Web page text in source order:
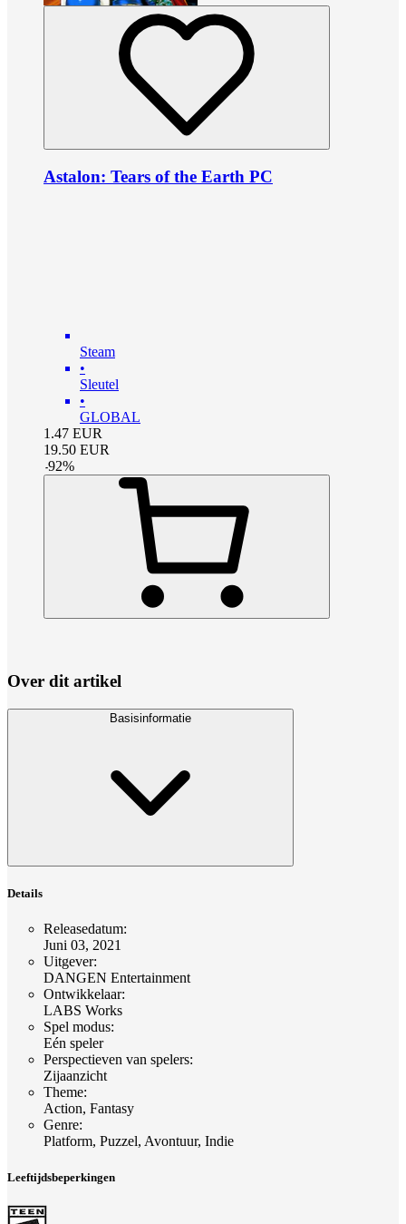
Astalon: Tears of the Earth PC
Steam
•
Sleutel
•
GLOBAL
1.47 EUR
19.50 EUR
-92%
Over dit artikel
Basisinformatie
Details
Releasedatum:
Juni 03, 2021
Uitgever:
DANGEN Entertainment
Ontwikkelaar:
LABS Works
Spel modus:
Eén speler
Perspectieven van spelers:
Zijaanzicht
Theme:
Action, Fantasy
Genre:
Platform, Puzzel, Avontuur, Indie
Leeftijdsbeperkingen